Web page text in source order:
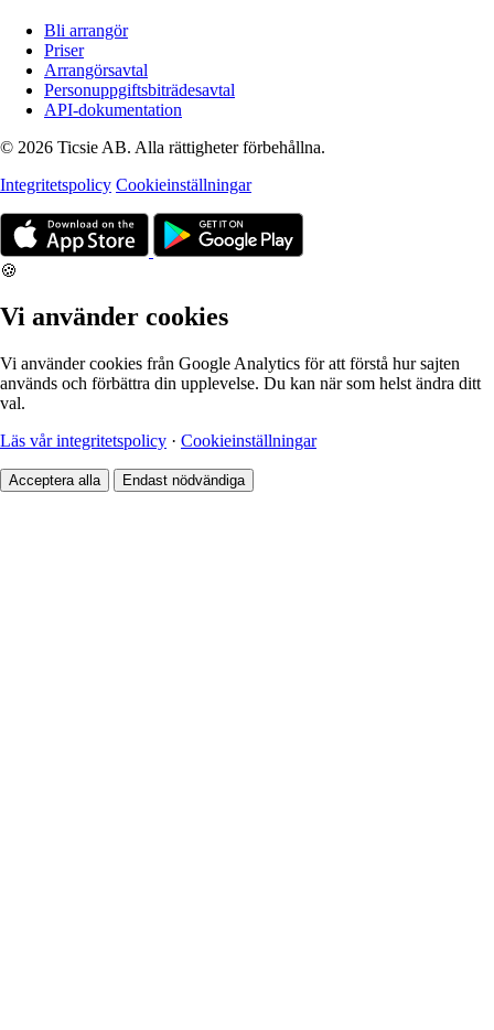
Bli arrangör
Priser
Arrangörsavtal
Personuppgiftsbiträdesavtal
API-dokumentation
© 2026 Ticsie AB. Alla rättigheter förbehållna.
Integritetspolicy Cookieinställningar
🍪
Vi använder cookies
Vi använder cookies från Google Analytics för att förstå hur sajten
används och förbättra din upplevelse. Du kan när som helst ändra ditt
val.
Läs vår integritetspolicy · Cookieinställningar
Acceptera alla Endast nödvändiga